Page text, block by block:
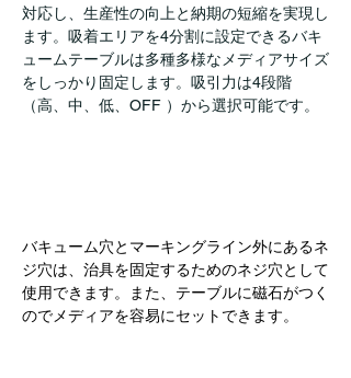
対応し、生産性の向上と納期の短縮を実現し
ます。吸着エリアを4分割に設定できるバキ
ュームテーブルは多種多様なメディアサイズ
をしっかり固定します。吸引力は4段階
（高、中、低、OFF ）から選択可能です。
バキューム穴とマーキングライン外にあるネ
ジ穴は、治具を固定するためのネジ穴として
使用できます。また、テーブルに磁石がつく
のでメディアを容易にセットできます。